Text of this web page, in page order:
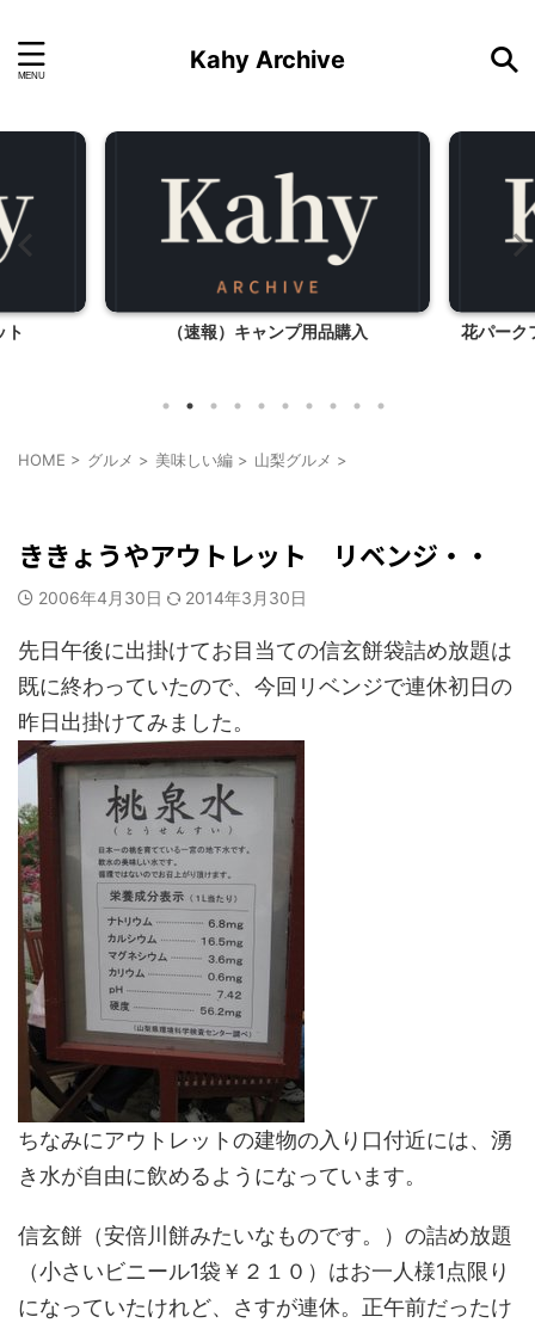
Kahy Archive
プ用品購入
花パークフィオーレ小淵沢（山梨県北杜
HOME > グルメ > 美味しい編 > 山梨グルメ >
ききょうやアウトレット リベンジ・・
2006年4月30日 2014年3月30日
先日午後に出掛けてお目当ての信玄餅袋詰め放題は
既に終わっていたので、今回リベンジで連休初日の
昨日出掛けてみました。
ちなみにアウトレットの建物の入り口付近には、湧
き水が自由に飲めるようになっています。
信玄餅（安倍川餅みたいなものです。）の詰め放題
（小さいビニール1袋￥２１０）はお一人様1点限り
になっていたけれど、さすが連休。正午前だったけ